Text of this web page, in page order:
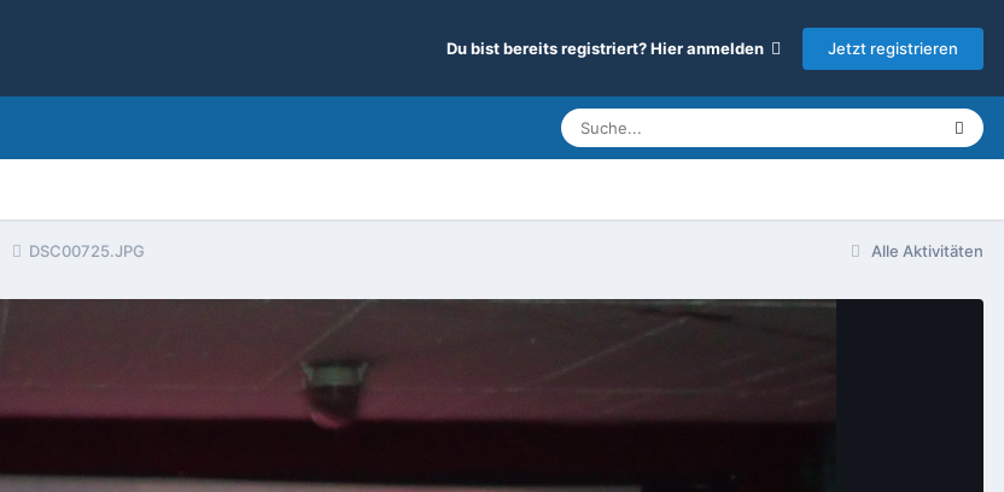
Du bist bereits registriert? Hier anmelden Jetzt registrieren
Alle Aktivitäten
DSC00725.JPG